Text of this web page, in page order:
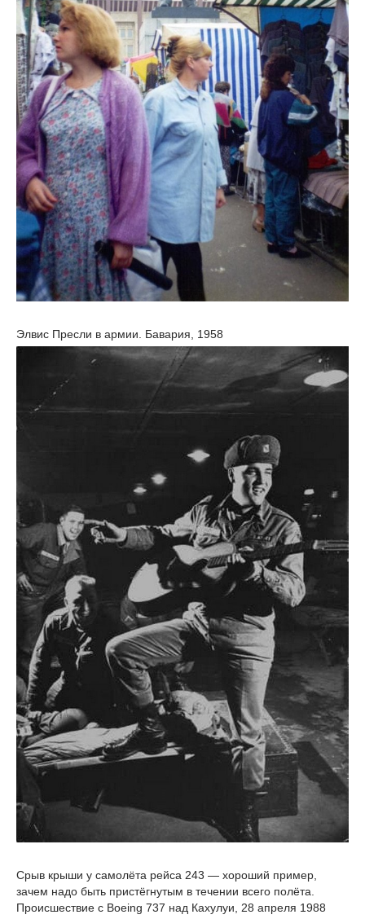
Элвис Пресли в армии. Бавария, 1958
Срыв крыши у самолёта рейса 243 — хороший пример,
зачем надо быть пристёгнутым в течении всего полёта.
Происшествие с Boeing 737 над Кахулуи, 28 апреля 1988